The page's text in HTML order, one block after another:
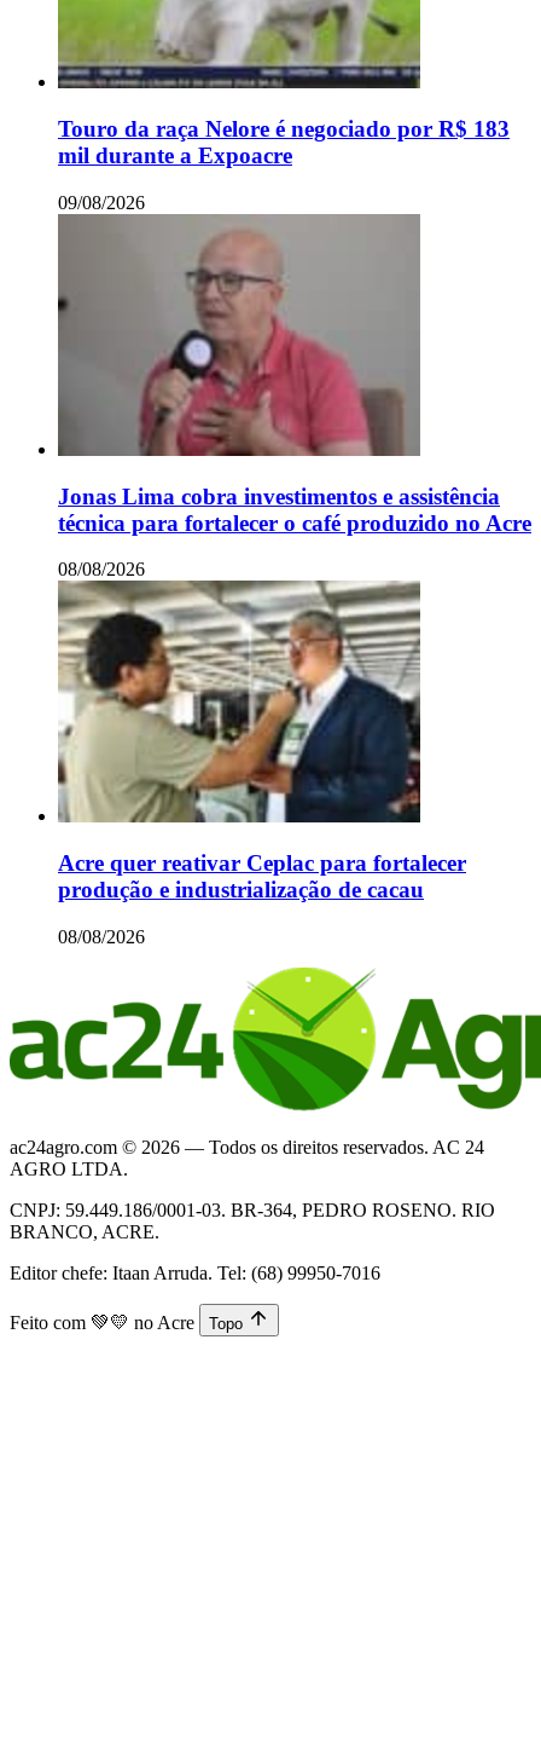
Touro da raça Nelore é negociado por R$ 183
mil durante a Expoacre
09/08/2026
Jonas Lima cobra investimentos e assistência
técnica para fortalecer o café produzido no Acre
08/08/2026
Acre quer reativar Ceplac para fortalecer
produção e industrialização de cacau
08/08/2026
ac24agro.com © 2026 — Todos os direitos reservados. AC 24
AGRO LTDA.
CNPJ: 59.449.186/0001-03. BR-364, PEDRO ROSENO. RIO
BRANCO, ACRE.
Editor chefe: Itaan Arruda. Tel: (68) 99950-7016
Feito com 💚💛 no Acre Topo